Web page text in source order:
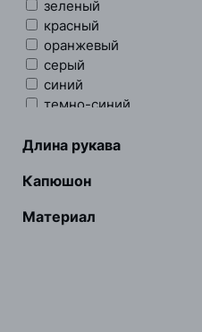
зеленый
красный
оранжевый
серый
синий
темно-синий
Длина рукава
Капюшон
Материал